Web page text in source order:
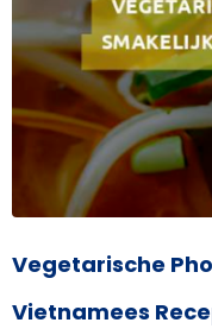
Vegetarische
Vietnamees